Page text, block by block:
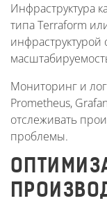
Инфраструктура
типа Terraform
Мониторинг и
Prometheus,
отслеживать
проблемы.